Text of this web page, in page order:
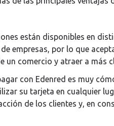
están disponibles en
empresas, por lo que
un comercio y atraer a más
con Edenred es muy
su tarjeta en cualquier
de los clientes y, en